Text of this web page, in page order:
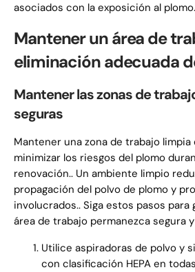
asociados con la exposición al plomo.
Mantener un área de
eliminación adecuada
Mantener las zonas de
seguras
Mantener una zona de trabajo limpia
minimizar los riesgos del plomo
renovación.. Un ambiente limpio
propagación del polvo de plomo y
involucrados.. Siga estos pasos para
área de trabajo permanezca segura
Utilice aspiradoras de polvo y
con clasificación HEPA en